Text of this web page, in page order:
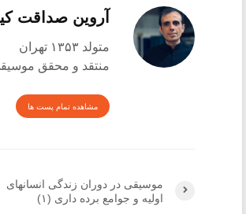
آروین صداقت
متولد ۱۳۵۳ تهران
منتقد و محقق
مشاهده تمام پست ها
موسیقی در دوران زندگی انسانهای
اولیه و جوامع برده داری (۱)